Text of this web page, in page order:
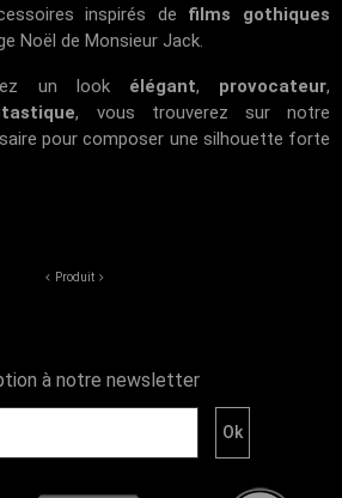
inspirés de films gothiques
Noël de Monsieur Jack.
un look élégant, provocateur,
, vous trouverez sur notre
pour composer une silhouette forte
Produit
à notre newsletter